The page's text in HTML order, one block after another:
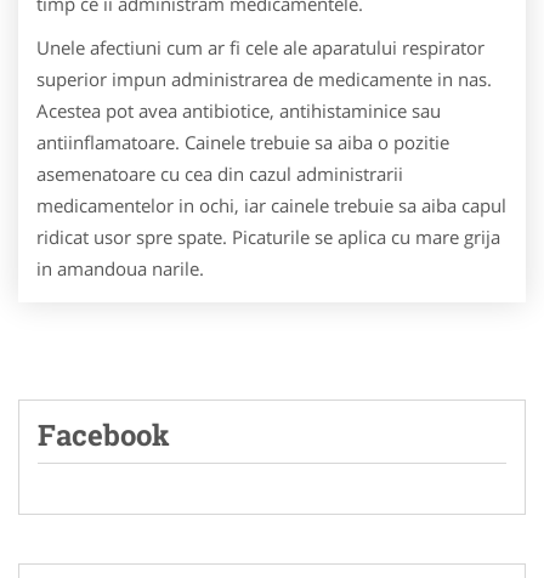
Unele afectiuni cum ar fi cele ale aparatului respirator
superior impun administrarea de medicamente in nas.
Acestea pot avea antibiotice, antihistaminice sau
antiinflamatoare. Cainele trebuie sa aiba o pozitie
asemenatoare cu cea din cazul administrarii
medicamentelor in ochi, iar cainele trebuie sa aiba capul
ridicat usor spre spate. Picaturile se aplica cu mare grija
in amandoua narile.
Facebook